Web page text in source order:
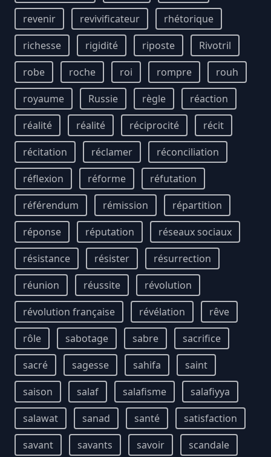
revenir
revivificateur
rhétorique
richesse
rigidité riposte
Rivotril
robe
roche roi rompre
rouh
royaume
Russie règle
réaction
réalité
réalité réciprocité
récit
récitation
réclamer
réconciliation
réflexion
réforme
réfutation
référendum
rémission
répartition
réponse
réputation
réseaux sociaux
résistance
résister
résurrection
réunion
réussite
révolution
révolution française
révélation
rêve
rôle
sabotage sabre
sacrifice
sacré
sagesse sahifa
saint
saison
salaf salafisme
salafiyya
salawat
sanad santé
satisfaction
savant
savants savoir
scandale